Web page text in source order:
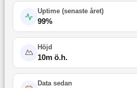
Uptime (senaste året)
99%
Höjd
10m ö.h.
Data sedan